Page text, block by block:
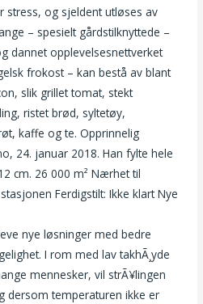
stress, og sjeldent utløses av
– spesielt gårdstilknyttede –
dannet opplevelsesnettverket
frokost – kan bestå av blant
slik grillet tomat, stekt
ristet brød, syltetøy,
kaffe og te. Opprinnelig
24. januar 2018. Han fylte hele
cm. 26 000 m² Nærhet til
Ferdigstilt: Ikke klart Nye
nye løsninger med bedre
I rom med lav takhÃ¸yde
mennesker, vil strÃ¥lingen
dersom temperaturen ikke er